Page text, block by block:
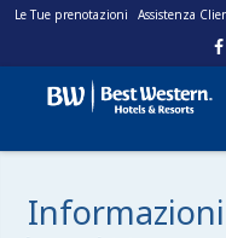
Le Tue prenotazioni Assistenza